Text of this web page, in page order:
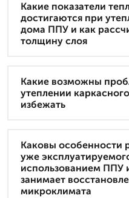
Какие показатели
достигаются при
дома ППУ и как
толщину слоя
Какие возможны
утеплении
избежать
Каковы особенности
уже
использованием ППУ
занимает
микроклимата